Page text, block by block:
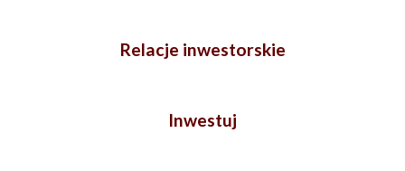
Relacje inwestorskie
Inwestuj